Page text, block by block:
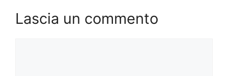
Lascia un commento